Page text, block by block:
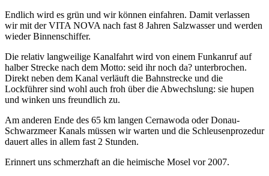
Endlich wird es grün und wir können einfahren. Damit verlassen
wir mit der VITA NOVA nach fast 8 Jahren Salzwasser und werden
wieder Binnenschiffer.
Die relativ langweilige Kanalfahrt wird von einem Funkanruf auf
halber Strecke nach dem Motto: seid ihr noch da? unterbrochen.
Direkt neben dem Kanal verläuft die Bahnstrecke und die
Lockführer sind wohl auch froh über die Abwechslung: sie hupen
und winken uns freundlich zu.
Am anderen Ende des 65 km langen Cernawoda oder Donau-
Schwarzmeer Kanals müssen wir warten und die Schleusenprozedur
dauert alles in allem fast 2 Stunden.
Erinnert uns schmerzhaft an die heimische Mosel vor 2007.